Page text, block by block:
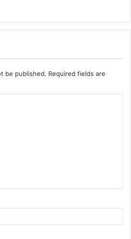
be published. Required fields are